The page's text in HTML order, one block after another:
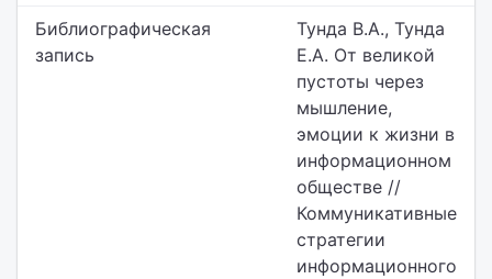
Библиографическая
запись
Тунда В.А., Тунда
Е.А. От великой
пустоты через
мышление,
эмоции к жизни в
информационном
обществе //
Коммуникативные
стратегии
информационного